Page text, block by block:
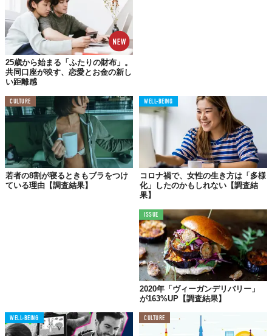
この世界は、もっと広いはずだ。
25歳から始まる「ふたりの財布」。
共同口座が映す、恋愛とお金の新し
い距離感
CULTURE
若者の8割が寝るときもブラをつけ
ている理由【調査結果】
WELL-BEING
コロナ禍で、女性の生き方は「多様
化」したのかもしれない【調査結
果】
ISSUE
2020年「ヴィーガンデリバリー」
が163%UP【調査結果】
WELL-BEING CULTURE